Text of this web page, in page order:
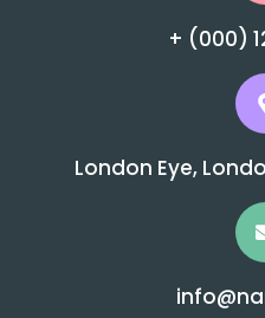
+ (000)
London Eye,